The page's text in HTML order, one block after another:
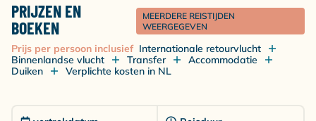
PRIJZEN EN
BOEKEN
MEERDERE REISTIJDEN
WEERGEGEVEN
Prijs per persoon inclusief Internationale retourvlucht
Binnenlandse vlucht
Transfer
Accommodatie
Duiken
Verplichte kosten in NL